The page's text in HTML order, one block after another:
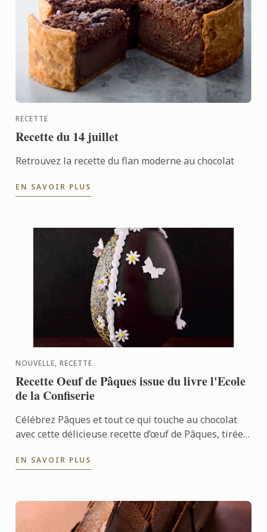
RECETTE
Recette du 14 juillet
Retrouvez la recette du flan moderne au chocolat
EN SAVOIR PLUS
NOUVELLE, RECETTE
Recette Oeuf de Pâques issue du livre l'Ecole
de la Confiserie
Célébrez Pâques et tout ce qui touche au chocolat
avec cette délicieuse recette d’œuf de Pâques, tirée
EN SAVOIR PLUS